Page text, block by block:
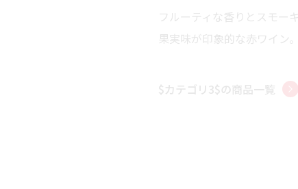
フルーティな香りとスモー
果実味が印象的な赤ワイン。
$カテゴリ3$の商品一覧